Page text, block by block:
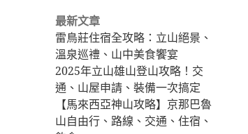
hiking
trail
最新文章
雷鳥莊住宿全攻略：立山絕景、
溫泉巡禮、山中美食饗宴
2025年立山雄山登山攻略！交
通、山屋申請、裝備一次搞定
【馬來西亞神山攻略】京那巴魯
山自由行、路線、交通、住宿、